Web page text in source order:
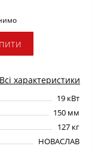
Всі характеристики
19 кВт
150 мм
127 кг
НОВАСЛАВ